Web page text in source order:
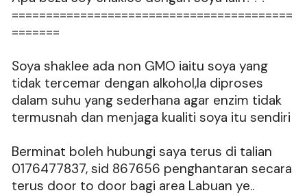
=========================================
=======
Soya shaklee ada non GMO iaitu soya yang
tidak tercemar dengan alkohol,Ia diproses
dalam suhu yang sederhana agar enzim tidak
termusnah dan menjaga kualiti soya itu sendiri
Berminat boleh hubungi saya terus di talian
0176477837, sid 867656 penghantaran secara
terus door to door bagi area Labuan ye..